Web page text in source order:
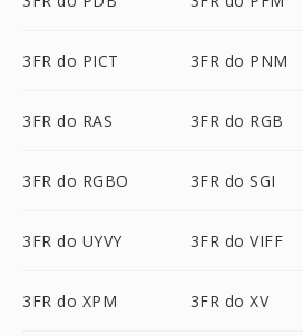
3FR do PICT 3FR do PNM
3FR do RAS 3FR do RGB
3FR do RGBO 3FR do SGI
3FR do UYVY 3FR do VIFF
3FR do XPM 3FR do XV